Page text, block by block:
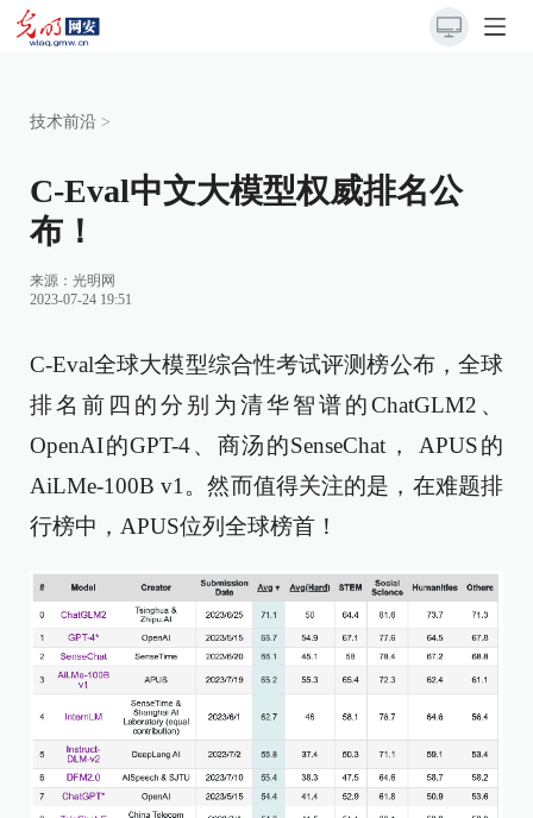
技术前沿 >
C-Eval中文大模型权威排名公
布！
来源： 光明网
2023-07-24 19:51
C-Eval全球大模型综合性考试评测榜公布，全球
排名前四的分别为清华智谱的ChatGLM2、
OpenAI的GPT-4、商汤的SenseChat， APUS的
AiLMe-100B v1。然而值得关注的是，在难题排
行榜中，APUS位列全球榜首！